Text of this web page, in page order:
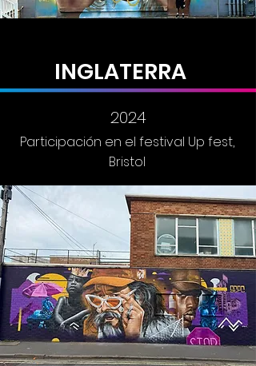
INGLATERRA
2024
Participación en el festival Up fest,
Bristol